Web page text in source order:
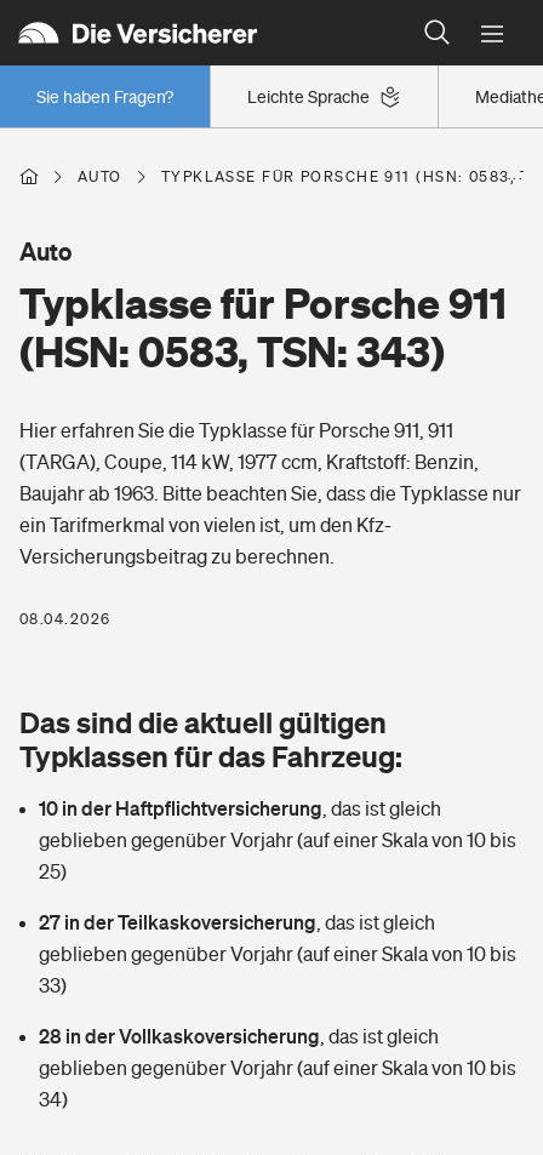
Leichte Sprache
Sie haben Fragen?
Wer versichert was: Jetzt Versicherer finden
Regionalklassen: So ist Ihre Region eingestuft
Wer versichert was: Jetzt Versicherer finden
Berufsunfähigkeitsversicherung
Erwerbsunfähigkeitsversicherung
Grundfähigkeitsversicherung
Arbeitsrechtsschutz
Berufshaftpflichtversicherung
Zur Übersicht
Tools
Wer versichert was: Jetzt Versicherer finden
Sie haben Fragen?
Wohnen
Hausratversicherung
Glasversicherung
Mietkautionsversicherung
Restkreditversicherung
Zur Übersicht
Tools
Freizeit
Pri­vate Haft­pflicht­
Kinderunfall­ver­si­che­rung
Kinderinvalidität
Hundehalter-Haftpflicht
Handyversicherung
Gesundheit
Private Krankenversicherung
Dread-Disease-Versicherung
Tierkrankenversicherung
Zur Übersicht
Tools
Wer versichert was: Jetzt Versicherer finden
Sie haben Fragen?
AUTO TYPKLASSE FÜR PORSCHE 911 (HSN: 0583,
Typklasse für Porsche 911
(HSN: 0583, TSN: 343)
Auto
Hier erfahren Sie die Typklasse für Porsche 911, 911
(TARGA), Coupe, 114 kW, 1977 ccm, Kraftstoff: Benzin,
Baujahr ab 1963. Bitte beachten Sie, dass die Typklasse nur
ein Tarifmerkmal von vielen ist, um den Kfz-
Versicherungsbeitrag zu berechnen.
08.04.2026
Das sind die aktuell gültigen
Typklassen für das Fahrzeug:
10 in der Haftpflichtversicherung das ist gleich
geblieben gegenüber Vorjahr (auf einer Skala von 10 bis
25)
27 in der Teilkaskoversicherung das ist gleich
geblieben gegenüber Vorjahr (auf einer Skala von 10 bis
33)
28 in der Vollkaskoversicherung das ist gleich
geblieben gegenüber Vorjahr (auf einer Skala von 10 bis
34)